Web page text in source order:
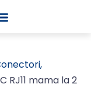
RJ11 mama la 2